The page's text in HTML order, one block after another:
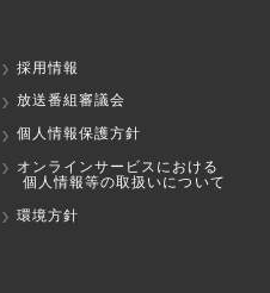
採用情報
放送番組審議会
個人情報保護方針
オンラインサービスにおける
個人情報等の取扱いについて
環境方針